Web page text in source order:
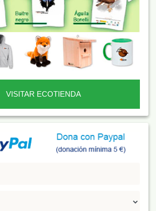
VISITAR ECOTIENDA